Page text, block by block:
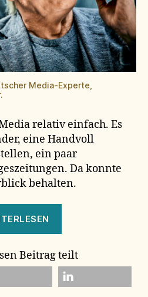
Media-Experte,
relativ einfach. Es
eine Handvoll
ein paar
Da konnte
behalten.
kuratieren!“
Beitrag teilt